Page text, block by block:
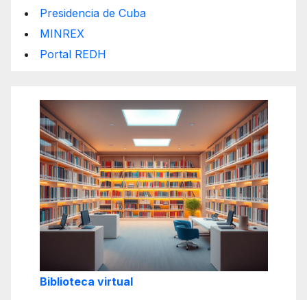
Presidencia de Cuba
MINREX
Portal REDH
Biblioteca virtual